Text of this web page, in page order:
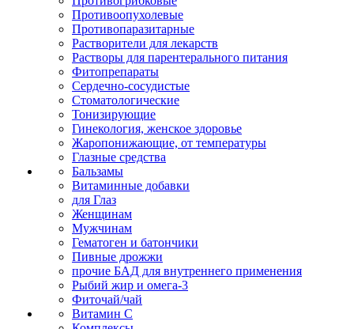
Противоопухолевые
Противопаразитарные
Растворители для лекарств
Растворы для парентерального питания
Фитопрепараты
Сердечно-сосудистые
Стоматологические
Тонизирующие
Гинекология, женское здоровье
Жаропонижающие, от температуры
Глазные средства
Бальзамы
Витаминные добавки
для Глаз
Женщинам
Мужчинам
Гематоген и батончики
Пивные дрожжи
прочие БАД для внутреннего применения
Рыбий жир и омега-3
Фиточай/чай
Витамин С